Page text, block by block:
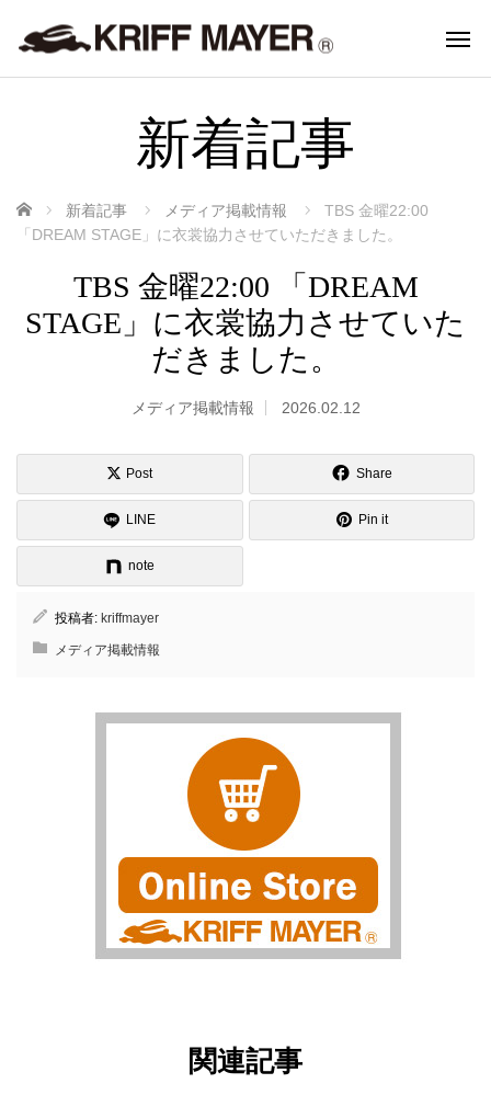
新着記事
ホーム 新着記事 メディア掲載情報
TBS 金曜22:00
「DREAM STAGE」に衣裳協力させていただきました。
TBS 金曜22:00 「DREAM
STAGE」に衣裳協力させていた
だきました。
メディア掲載情報 2026.02.12
Post Share
LINE Pin it
note
投稿者: kriffmayer
メディア掲載情報
関連記事